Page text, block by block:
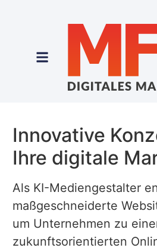
Innovative
Ihre digitale
Als KI-Mediengestalter
maßgeschneiderte
um Unternehmen zu
zukunftsorientierten